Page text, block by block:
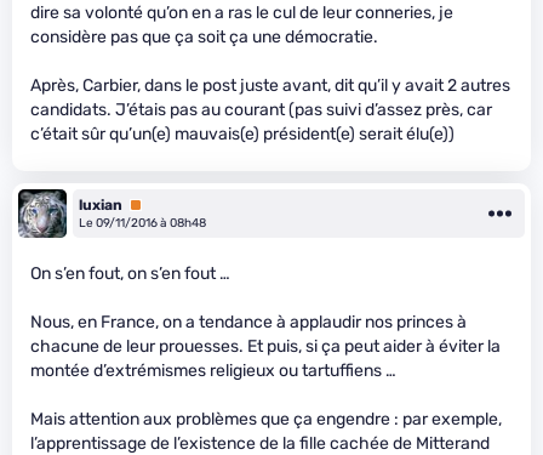
dire sa volonté qu’on en a ras le cul de leur conneries, je
considère pas que ça soit ça une démocratie.
Après, Carbier, dans le post juste avant, dit qu’il y avait 2 autres
candidats. J’étais pas au courant (pas suivi d’assez près, car
c’était sûr qu’un(e) mauvais(e) président(e) serait élu(e))
luxian
Premium
Le 09/11/2016 à 08h48
On s’en fout, on s’en fout …
Nous, en France, on a tendance à applaudir nos princes à
chacune de leur prouesses. Et puis, si ça peut aider à éviter la
montée d’extrémismes religieux ou tartuffiens …
Mais attention aux problèmes que ça engendre : par exemple,
l’apprentissage de l’existence de la fille cachée de Mitterand